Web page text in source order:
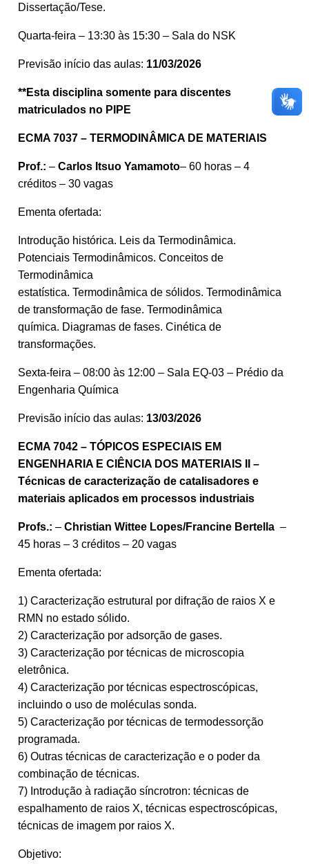
Dissertação/Tese.
Quarta-feira – 13:30 às 15:30 – Sala do NSK
Previsão início das aulas: 11/03/2026
**Esta disciplina somente para discentes
matriculados no PIPE
ECMA 7037 – TERMODINÂMICA DE MATERIAIS
Prof.: – Carlos Itsuo Yamamoto– 60 horas – 4
créditos – 30 vagas
Ementa ofertada:
Introdução histórica. Leis da Termodinâmica.
Potenciais Termodinâmicos. Conceitos de
Termodinâmica
estatística. Termodinâmica de sólidos. Termodinâmica
de transformação de fase. Termodinâmica
química. Diagramas de fases. Cinética de
transformações.
Sexta-feira – 08:00 às 12:00 – Sala EQ-03 – Prédio da
Engenharia Química
Previsão início das aulas: 13/03/2026
ECMA 7042 – TÓPICOS ESPECIAIS EM
ENGENHARIA E CIÊNCIA DOS MATERIAIS II –
Técnicas de caracterização de catalisadores e
materiais aplicados em processos industriais
Profs.: –
–
45 horas – 3 créditos – 20 vagas
Ementa ofertada:
1) Caracterização estrutural por difração de raios X e
RMN no estado sólido.
2) Caracterização por adsorção de gases.
3) Caracterização por técnicas de microscopia
eletrônica.
4) Caracterização por técnicas espectroscópicas,
incluindo o uso de moléculas sonda.
5) Caracterização por técnicas de termodessorção
programada.
6) Outras técnicas de caracterização e o poder da
combinação de técnicas.
7) Introdução à radiação síncrotron: técnicas de
espalhamento de raios X, técnicas espectroscópicas,
técnicas de imagem por raios X.
Objetivo: